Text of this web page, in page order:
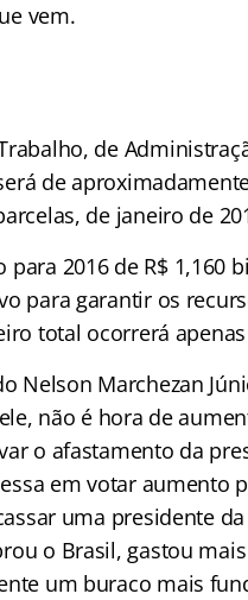
vem.
de
de
de janeiro de
2016 de R$ 1,160
para garantir os
total ocorrerá
Marchezan
não é hora de
o afastamento da
em votar aumento
uma presidente
o Brasil, gastou
um buraco mais